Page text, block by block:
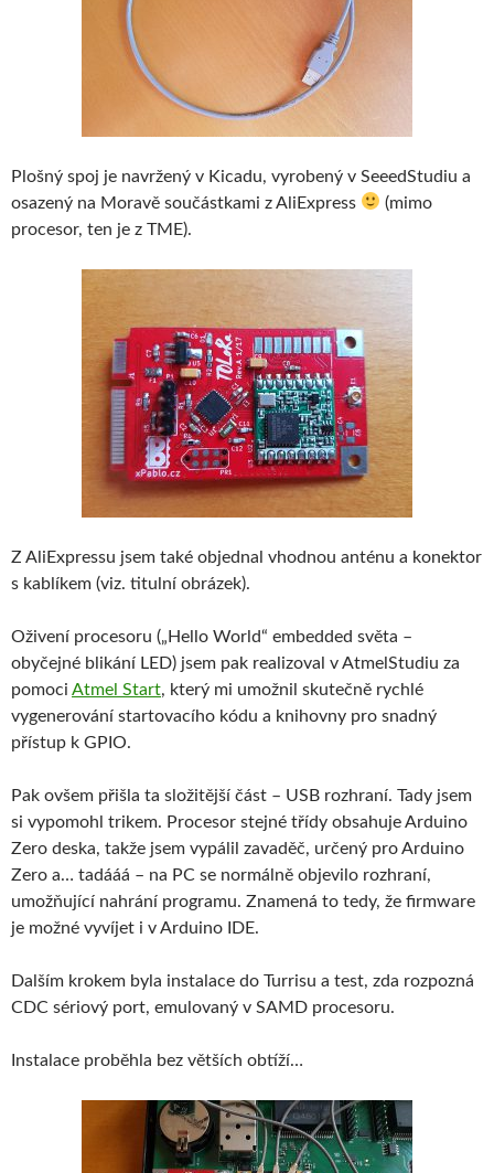
Plošný spoj je navržený v Kicadu, vyrobený v SeeedStudiu a
osazený na Moravě součástkami z AliExpress
(mimo
procesor, ten je z TME).
Z AliExpressu jsem také objednal vhodnou anténu a konektor
s kablíkem (viz. titulní obrázek).
Oživení procesoru („Hello World“ embedded světa –
obyčejné blikání LED) jsem pak realizoval v AtmelStudiu za
pomoci Atmel Start, který mi umožnil skutečně rychlé
vygenerování startovacího kódu a knihovny pro snadný
přístup k GPIO.
Pak ovšem přišla ta složitější část – USB rozhraní. Tady jsem
si vypomohl trikem. Procesor stejné třídy obsahuje Arduino
Zero deska, takže jsem vypálil zavaděč, určený pro Arduino
Zero a… tadááá – na PC se normálně objevilo rozhraní,
umožňující nahrání programu. Znamená to tedy, že firmware
je možné vyvíjet i v Arduino IDE.
Dalším krokem byla instalace do Turrisu a test, zda rozpozná
CDC sériový port, emulovaný v SAMD procesoru.
Instalace proběhla bez větších obtíží…